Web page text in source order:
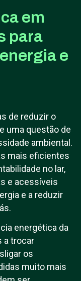
em
para
e
de reduzir o
uma questão de
ambiental.
mais eficientes
no lar,
e acessíveis
e a reduzir
energética da
a trocar
os
muito mais